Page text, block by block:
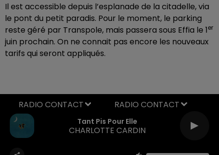
Il est accessible depuis l’esplanade de la citadelle, via
le pont du petit paradis. Pour le moment, le parking
reste géré par Transpole, mais passera sous Effia le 1er
juin prochain. On ne connait pas encore les nouveaux
tarifs qui seront appliqués.
Tant Pis Pour Elle
CHARLOTTE CARDIN
RADIO CONTACT